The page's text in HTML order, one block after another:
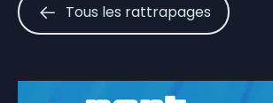
Tous les rattrapages